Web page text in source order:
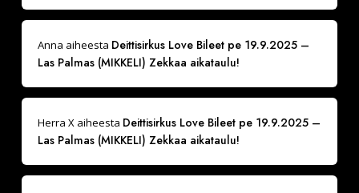
Anna aiheesta Deittisirkus Love Bileet pe 19.9.2025 –
Las Palmas (MIKKELI) Zekkaa aikataulu!
Herra Xaiheesta Deittisirkus Love Bileet pe 19.9.2025 –
Las Palmas (MIKKELI) Zekkaa aikataulu!